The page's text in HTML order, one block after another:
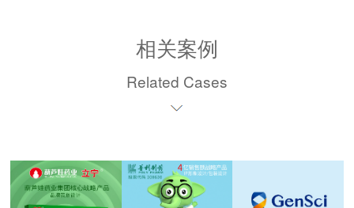
相关案例
Related Cases